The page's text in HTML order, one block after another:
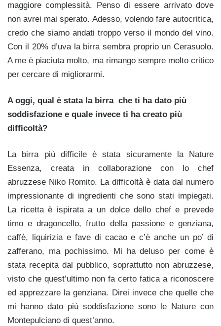
maggiore complessità. Penso di essere arrivato dove
non avrei mai sperato. Adesso, volendo fare autocritica,
credo che siamo andati troppo verso il mondo del vino.
Con il 20% d’uva la birra sembra proprio un Cerasuolo.
A me è piaciuta molto, ma rimango sempre molto critico
per cercare di migliorarmi.
A oggi, qual è stata la birra che ti ha dato più
soddisfazione e quale invece ti ha creato più
difficoltà?
La birra più difficile è stata sicuramente la Nature
Essenza, creata in collaborazione con lo chef
abruzzese Niko Romito. La difficoltà è data dal numero
impressionante di ingredienti che sono stati impiegati.
La ricetta è ispirata a un dolce dello chef e prevede
timo e dragoncello, frutto della passione e genziana,
caffè, liquirizia e fave di cacao e c’è anche un po’ di
zafferano, ma pochissimo. Mi ha deluso per come è
stata recepita dal pubblico, soprattutto non abruzzese,
visto che quest’ultimo non fa certo fatica a riconoscere
ed apprezzare la genziana. Direi invece che quelle che
mi hanno dato più soddisfazione sono le Nature con
Montepulciano di quest’anno.